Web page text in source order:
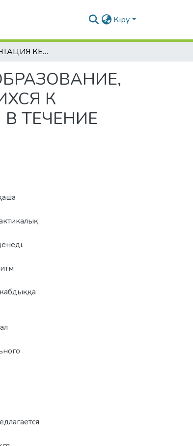
Кіру
«ИМПЛЕМЕНТАЦИЯ КЕЙС-СТАДИ В ШКОЛЬНОЕ ОБРАЗОВАНИЕ, КАК ТЕХНОЛОГИИ МОТИВИРУЮЩЕЙ ОБУЧАЮЩИХСЯ К ИСПОЛЬЗОВАНИЮ ПРОЕКТНОЙ ДЕЯТЕЛЬНОСТИ В ТЕЧЕНИЕ ВСЕЙ ЖИЗНИ»
К
ТЕЧЕНИЕ